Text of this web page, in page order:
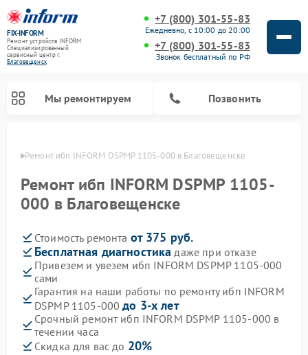
FIX-INFORM
Ремонт устройств INFORM
Специализированный
cервисный центр г.
Благовещенск
+7 (800) 301-55-83
Ежедневно, с 10:00 до 20:00
+7 (800) 301-55-83
Звонок бесплатный по РФ
Мы ремонтируем Позвонить
Ремонт ибп INFORM DSPMP 1105-000 в Благовещенске
Ремонт ибп INFORM DSPMP 1105-
000 в Благовещенске
Стоимость ремонта от 375 руб.
Бесплатная диагностика даже при отказе
Привезем и увезем ибп INFORM DSPMP 1105-000
сами
Гарантия на наши работы по ремонту ибп INFORM
DSPMP 1105-000до 3-х лет
Срочный ремонт ибп INFORM DSPMP 1105-000 в
течении часа
Скидка для вас до 20%